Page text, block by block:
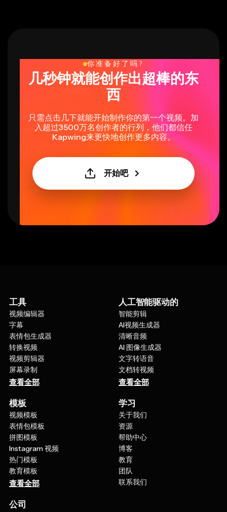
你准备好了吗?
几秒钟就能创作出超棒的东
西
只需点击几下就能开始制作你的第一个视频。加
入超过3500万名创作者的行列，他们都信任
Kapwing来更快地创作更多内容。
开始吧
工具
视频编辑器
字幕
表情包生成器
转换视频
视频剪辑器
屏幕录制
查看全部
人工智能驱动的
智能剪辑
AI视频生成器
清晰音频
AI 图像生成器
文字转语音
文档转视频
查看全部
模板
视频模板
表情包模板
拼图模板
Instagram 视频
热门模板
教育模板
查看全部
学习
关于我们
资源
帮助中心
博客
教育
团队
联系我们
公司